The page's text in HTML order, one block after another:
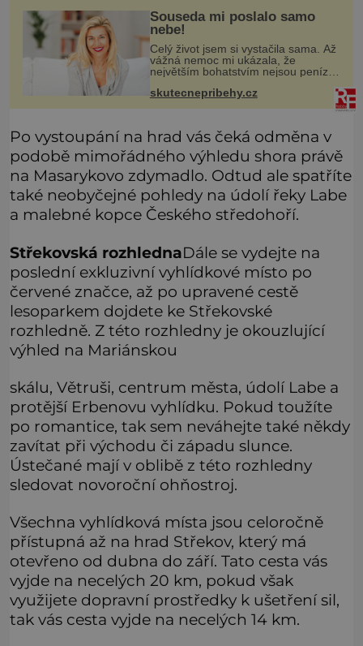
Souseda mi poslalo samo
nebe!
Celý život jsem si vystačila sama. Až
vážná nemoc mi ukázala, že
největším bohatstvím nejsou peníze
ochotný podat pomocnou ruku.
skutecnepribehy.cz
Po vystoupání na hrad vás čeká odměna v
podobě mimořádného výhledu shora právě
na Masarykovo zdymadlo. Odtud ale spatříte
také neobyčejné pohledy na údolí řeky Labe
a malebné kopce Českého středohoří.
Střekovská rozhlednaDále se vydejte na
poslední exkluzivní vyhlídkové místo po
červené značce, až po upravené cestě
lesoparkem dojdete ke Střekovské
rozhledně. Z této rozhledny je okouzlující
výhled na Mariánskou
skálu, Větruši, centrum města, údolí Labe a
protější Erbenovu vyhlídku. Pokud toužíte
po romantice, tak sem neváhejte také někdy
zavítat při východu či západu slunce.
Ústečané mají v oblibě z této rozhledny
sledovat novoroční ohňostroj.
Všechna vyhlídková místa jsou celoročně
přístupná až na hrad Střekov, který má
otevřeno od dubna do září. Tato cesta vás
vyjde na necelých 20 km, pokud však
využijete dopravní prostředky k ušetření sil,
tak vás cesta vyjde na necelých 14 km.